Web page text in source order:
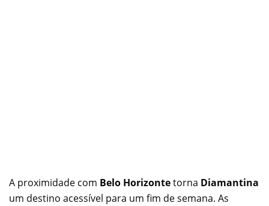
A proximidade com Belo Horizontetorna Diamantina
um destino acessível para um fim de semana. As